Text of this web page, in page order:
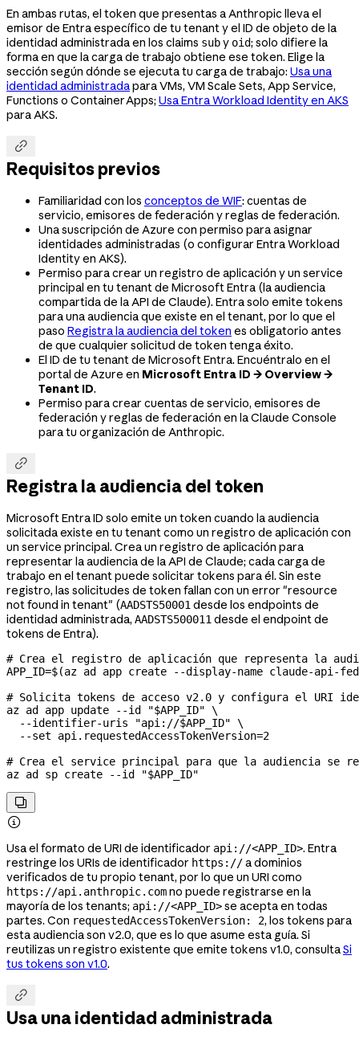
En ambas rutas, el token que presentas a Anthropic lleva el
emisor de Entra específico de tu tenant y el ID de objeto de la
identidad administrada en los claims suby oid; solo difiere la
forma en que la carga de trabajo obtiene ese token. Elige la
sección según dónde se ejecuta tu carga de trabajo: Usa una
identidad administradapara VMs, VM Scale Sets, App Service,
Functions o Container Apps; Usa Entra Workload Identity en AKS
para AKS.

Requisitos previos
Familiaridad con los conceptos de WIF: cuentas de
servicio, emisores de federación y reglas de federación.
Una suscripción de Azure con permiso para asignar
identidades administradas (o configurar Entra Workload
Identity en AKS).
Permiso para crear un registro de aplicación y un service
principal en tu tenant de Microsoft Entra (la audiencia
compartida de la API de Claude). Entra solo emite tokens
para una audiencia que existe en el tenant, por lo que el
paso Registra la audiencia del token es obligatorio antes
de que cualquier solicitud de token tenga éxito.
El ID de tu tenant de Microsoft Entra. Encuéntralo en el
portal de Azure en Microsoft Entra ID → Overview →
Tenant ID.
Permiso para crear cuentas de servicio, emisores de
federación y reglas de federación en la Claude Console
para tu organización de Anthropic.

Registra la audiencia del token
Microsoft Entra ID solo emite un token cuando la audiencia
solicitada existe en tu tenant como un registro de aplicación con
un service principal. Crea un registro de aplicación para
representar la audiencia de la API de Claude; cada carga de
trabajo en el tenant puede solicitar tokens para él. Sin este
registro, las solicitudes de token fallan con un error "resource
not found in tenant" (AADSTS50001 desde los endpoints de
identidad administrada, AADSTS500011 desde el endpoint de
tokens de Entra).
# Crea el registro de aplicación que representa la
APP_ID=$(az ad app create --display-name claude-api-
# Solicita tokens de acceso v2.0 y configura el URI
az ad app update --id "$APP_ID" \
  --identifier-uris
"api://$APP_ID" \
  --set
api.requestedAccessTokenVersion=2
# Crea el service principal para que la audiencia se
az ad sp create --id "$APP_ID"


Usa el formato de URI de identificador api://<APP_ID>. Entra
restringe los URIs de identificador https://a dominios
verificados de tu propio tenant, por lo que un URI como
https://api.anthropic.comno puede registrarse en la
mayoría de los tenants; api://<APP_ID>se acepta en todas
partes. Con requestedAccessTokenVersion: 2, los tokens para
esta audiencia son v2.0, que es lo que asume esta guía. Si
reutilizas un registro existente que emite tokens v1.0, consultaSi
tus tokens son v1.0.

Usa una identidad administrada